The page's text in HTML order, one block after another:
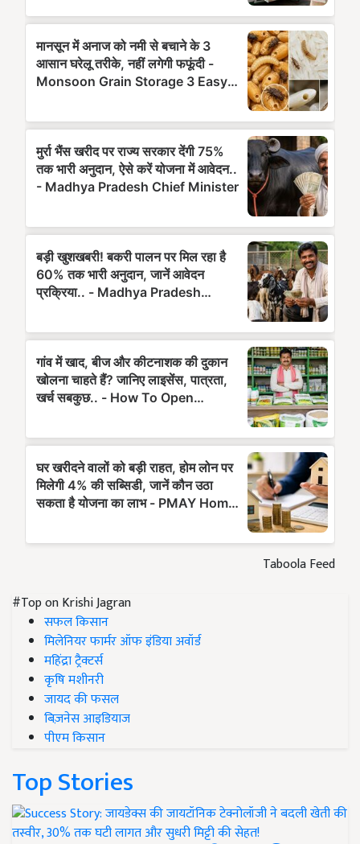
Taboola Feed
#Top on Krishi Jagran
सफल किसान
मिलेनियर फार्मर ऑफ इंडिया अवॉर्ड
महिंद्रा ट्रैक्टर्स
कृषि मशीनरी
जायद की फसल
बिज़नेस आइडियाज
पीएम किसान
Top Stories